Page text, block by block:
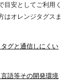
目安としてご利用く
はオレンジタグスま
グと通信しにくい
語等その開発環境